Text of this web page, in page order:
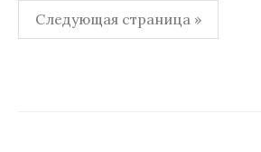
Навигация
по
Следующая страница »